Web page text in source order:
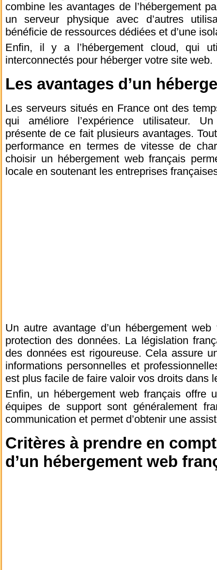
combine les avantages de l’hébergement
un serveur physique avec d’autres
bénéficie de ressources dédiées et d’une
Enfin, il y a l’hébergement cloud, qui
interconnectés pour héberger votre site web.
Les avantages d’un
Les serveurs situés en France ont des
qui améliore l’expérience utilisateur.
présente de ce fait plusieurs avantages.
performance en termes de vitesse de
choisir un hébergement web français
locale en soutenant les entreprises
Un autre avantage d’un hébergement
protection des données. La législation
des données est rigoureuse. Cela assure
informations personnelles et
est plus facile de faire valoir vos droits dans
Enfin, un hébergement web français offre
équipes de support sont généralement
communication et permet d’obtenir une
Critères à prendre en
d’un hébergement web